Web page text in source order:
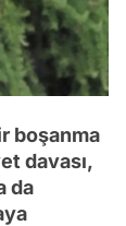
boşanma
davası,
da